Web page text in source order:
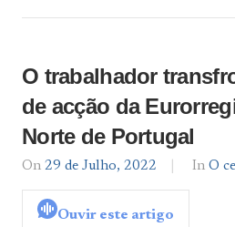
O trabalhador
de acção da
Norte de Portugal
On 29 de Julho, 2022
By
In O
Ouvir este artigo